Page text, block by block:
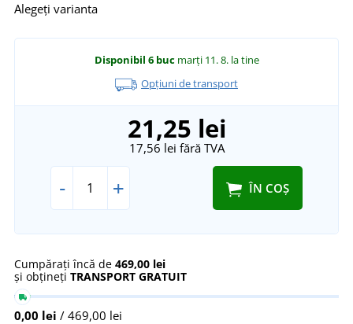
Alegeți varianta
Disponibil 6 buc marți 11. 8. la tine
Opțiuni de transport
21,25 lei
17,56 lei fără TVA
- + ÎN COȘ
Cumpărați încă de 469,00 lei
și obțineți TRANSPORT GRATUIT
0,00 lei / 469,00 lei